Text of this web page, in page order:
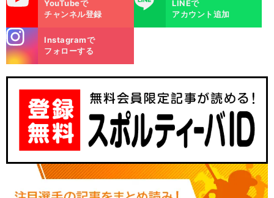
YouTubeで
チャンネル登録
LINEで
アカウント追加
m
Instagramで
フォローする